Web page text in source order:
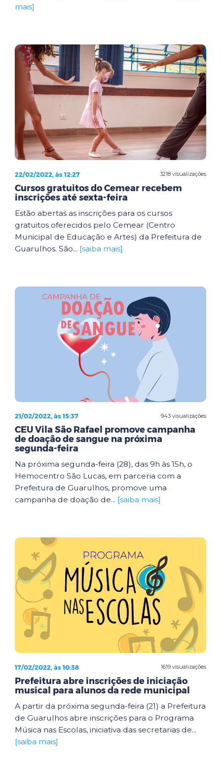
mais]
3218 visualizações
22/02/2022, às 12:27
Cursos gratuitos do Cemear recebem
inscrições até sexta-feira
Estão abertas as inscrições para os cursos
gratuitos oferecidos pelo Cemear (Centro
Municipal de Educação e Artes) da Prefeitura de
Guarulhos. São... [saiba mais]
943 visualizações
21/02/2022, às 15:37
CEU Vila São Rafael promove campanha
de doação de sangue na próxima
segunda-feira
Na próxima segunda-feira (28), das 9h às 15h, o
Hemocentro São Lucas, em parceria com a
Prefeitura de Guarulhos, promove uma
campanha de doação de... [saiba mais]
1619 visualizações
17/02/2022, às 10:38
Prefeitura abre inscrições de iniciação
musical para alunos da rede municipal
A partir da próxima segunda-feira (21) a Prefeitura
de Guarulhos abre inscrições para o Programa
Música nas Escolas, iniciativa das secretarias de...
[saiba mais]